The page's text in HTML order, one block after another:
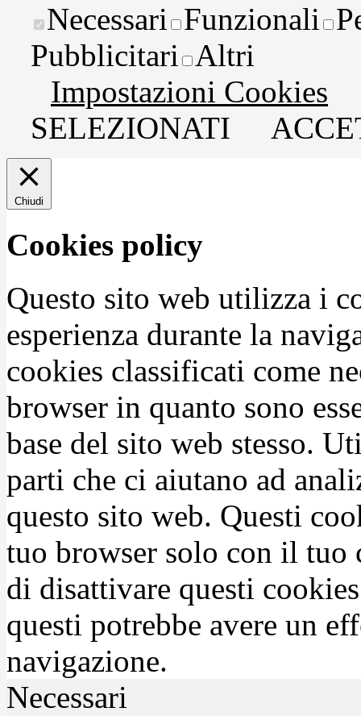
Necessari Funzionali
Pubblicitari Altri
Impostazioni Cookies
SELEZIONATI
Chiudi
Cookies policy
Questo sito web utilizza i
esperienza durante la
cookies classificati come
browser in quanto sono
base del sito web stesso.
parti che ci aiutano ad
questo sito web. Questi
tuo browser solo con il tuo
di disattivare questi
questi potrebbe avere un
navigazione.
Necessari